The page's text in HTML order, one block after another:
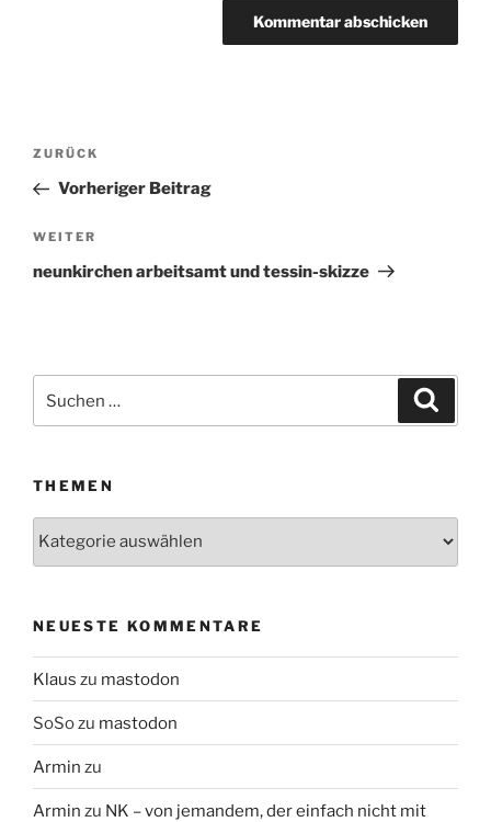
Beitragsnavigation
Vorheriger
Beitrag
ZURÜCK
Vorheriger Beitrag
Nächster
Beitrag
WEITER
neunkirchen arbeitsamt und tessin-skizze
nach:
THEMEN
Themen
NEUESTE KOMMENTARE
Klaus zu mastodon
SoSozu mastodon
Armin zu
Armin zu NK – von jemandem, der einfach nicht mit